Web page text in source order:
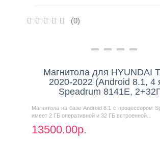
(0)
Магнитола для HYUNDAI
2020-2022 (Android 8.1, 4
Speadrum 8141E,
Магнитола на базе Android 8.1 с процессором
имеет 2 ГБ оперативной и 32 ГБ встроенной..
13500.00р.